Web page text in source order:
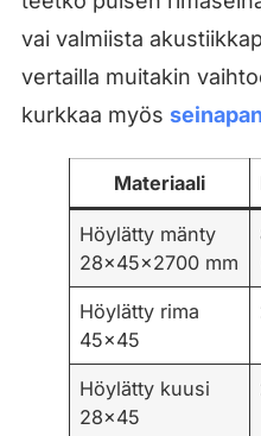
vai valmiista
vertailla muitakin
kurkkaa myös
Materiaali
Höylätty mänty
28×45×2700 mm
Höylätty rima
45×45
Höylätty kuusi
28×45